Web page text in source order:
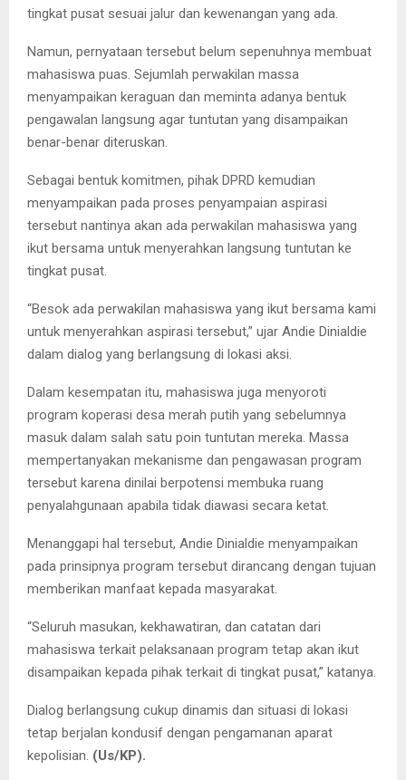
tingkat pusat sesuai jalur dan kewenangan yang ada.
Namun, pernyataan tersebut belum sepenuhnya membuat
mahasiswa puas. Sejumlah perwakilan massa
menyampaikan keraguan dan meminta adanya bentuk
pengawalan langsung agar tuntutan yang disampaikan
benar-benar diteruskan.
Sebagai bentuk komitmen, pihak DPRD kemudian
menyampaikan pada proses penyampaian aspirasi
tersebut nantinya akan ada perwakilan mahasiswa yang
ikut bersama untuk menyerahkan langsung tuntutan ke
tingkat pusat.
“Besok ada perwakilan mahasiswa yang ikut bersama kami
untuk menyerahkan aspirasi tersebut,” ujar Andie Dinialdie
dalam dialog yang berlangsung di lokasi aksi.
Dalam kesempatan itu, mahasiswa juga menyoroti
program koperasi desa merah putih yang sebelumnya
masuk dalam salah satu poin tuntutan mereka. Massa
mempertanyakan mekanisme dan pengawasan program
tersebut karena dinilai berpotensi membuka ruang
penyalahgunaan apabila tidak diawasi secara ketat.
Menanggapi hal tersebut, Andie Dinialdie menyampaikan
pada prinsipnya program tersebut dirancang dengan tujuan
memberikan manfaat kepada masyarakat.
“Seluruh masukan, kekhawatiran, dan catatan dari
mahasiswa terkait pelaksanaan program tetap akan ikut
disampaikan kepada pihak terkait di tingkat pusat,” katanya.
Dialog berlangsung cukup dinamis dan situasi di lokasi
tetap berjalan kondusif dengan pengamanan aparat
kepolisian. (Us/KP).